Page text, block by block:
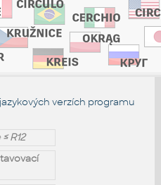
verzích programu
≤ R12